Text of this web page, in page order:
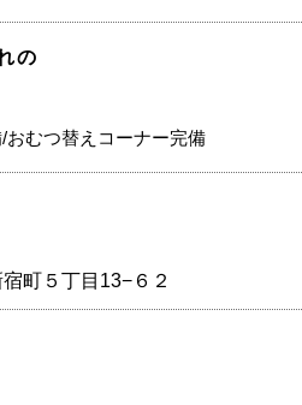
の
むつ替えコーナー完備
町５丁目13−６２